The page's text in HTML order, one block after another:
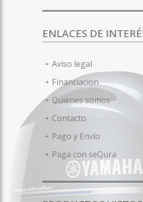
ENLACES DE
Aviso legal
Financiacion
Quiénes somos
Contacto
Pago y Envío
Paga con seQura